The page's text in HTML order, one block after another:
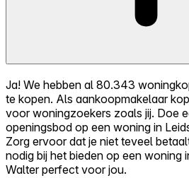
Ja! We hebben al 80.343
te kopen. Als aankoopmakelaar
voor woningzoekers zoals jij. Doe
openingsbod op een woning in
Zorg ervoor dat je niet teveel
nodig bij het bieden op een woning
Walter perfect voor jou.